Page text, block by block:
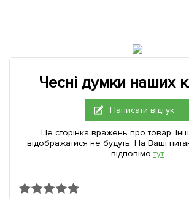
Чесні думки наших
Написати відгук
Це сторінка вражень про товар.
відображатися не будуть. На Ваші
відповімо тут